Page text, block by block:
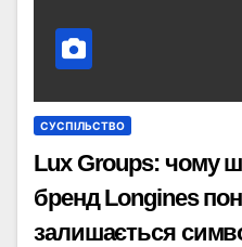
СУСПІЛЬСТВО
Lux Groups: чому
бренд Longines
залишається